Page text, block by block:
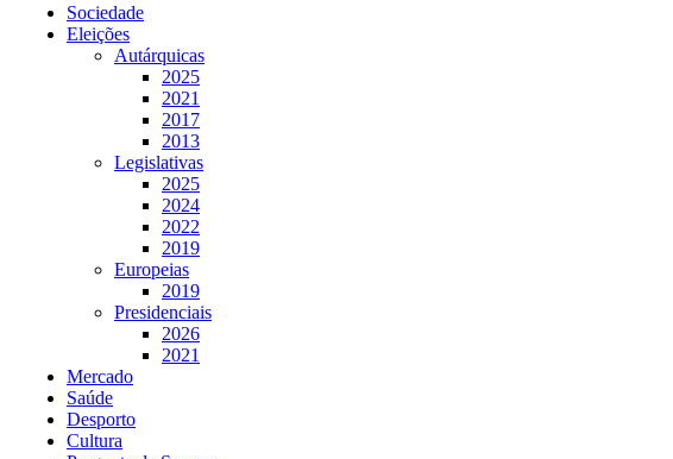
Sociedade
Eleições
Autárquicas
2025
2021
2017
2013
Legislativas
2025
2024
2022
2019
Europeias
2019
Presidenciais
2026
2021
Mercado
Saúde
Desporto
Cultura